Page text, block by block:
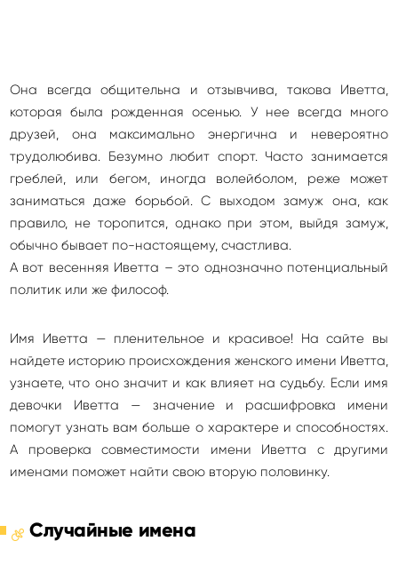
Она всегда общительна и отзывчива, такова Иветта,
которая была рожденная осенью. У нее всегда много
друзей, она максимально энергична и невероятно
трудолюбива. Безумно любит спорт. Часто занимается
греблей, или бегом, иногда волейболом, реже может
заниматься даже борьбой. С выходом замуж она, как
правило, не торопится, однако при этом, выйдя замуж,
обычно бывает по-настоящему, счастлива.
А вот весенняя Иветта – это однозначно потенциальный
политик или же философ.
Имя Иветта — пленительное и красивое! На сайте вы
найдете историю происхождения женского имени Иветта,
узнаете, что оно значит и как влияет на судьбу. Если имя
девочки Иветта — значение и расшифровка имени
помогут узнать вам больше о характере и способностях.
А проверка совместимости имени Иветта с другими
именами поможет найти свою вторую половинку.
Случайные имена